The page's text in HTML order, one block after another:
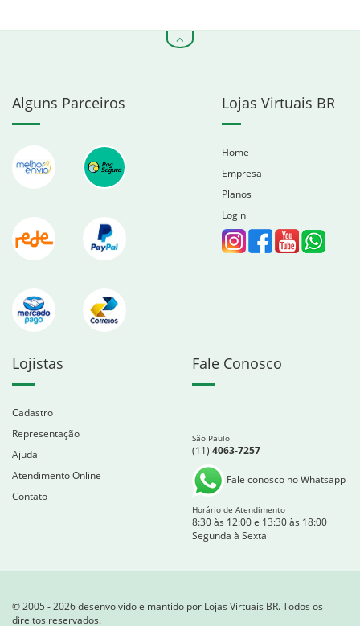
Alguns Parceiros Lojas Virtuais BR
Home
Empresa
Planos
Login
Lojistas
Cadastro
Representação
Ajuda
Atendimento Online
Contato
Fale Conosco
São Paulo
(11) 4063-7257
Fale conosco no Whatsapp
Horário de Atendimento
8:30 às 12:00 e 13:30 às 18:00
Segunda à Sexta
© 2005 - 2026 desenvolvido e mantido por Lojas Virtuais BR. Todos os
direitos reservados.